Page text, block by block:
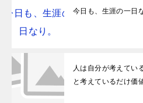
今日も、生涯の一日
人は自分が考えてい
と考えているだけ価